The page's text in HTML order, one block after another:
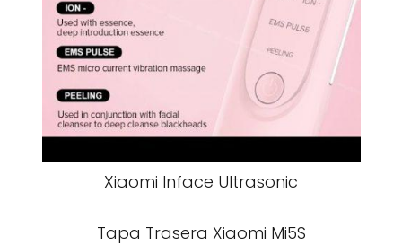
Xiaomi Inface Ultrasonic
Tapa Trasera Xiaomi Mi5S